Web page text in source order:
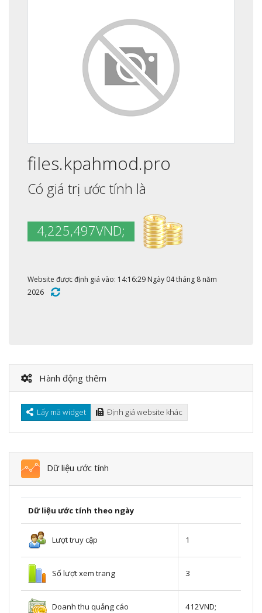
files.kpahmod.pro
Có giá trị ước tính là
4,225,497VND;
Website được định giá vào: 14:16:29 Ngày 04 tháng 8 năm
2026
Hành động thêm
Lấy mã widget Định giá website khác
Dữ liệu ước tính
Dữ liệu ước tính theo ngày
Lượt truy cập 1
Số lượt xem trang 3
Doanh thu quảng cáo 412VND;